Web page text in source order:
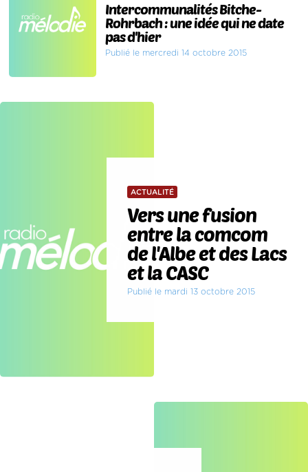
Intercommunalités Bitche-
Rohrbach : une idée qui ne date
pas d'hier
Publié le mercredi 14 octobre 2015
ACTUALITÉ
Vers une fusion
entre la comcom
de l'Albe et des Lacs
et la CASC
Publié le mardi 13 octobre 2015